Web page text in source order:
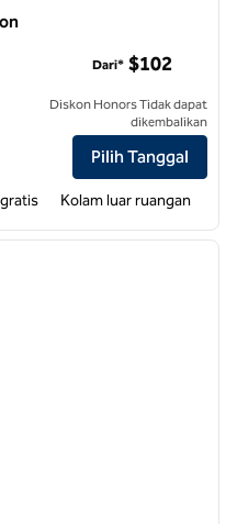
Concord Charlotte
Dari* $102
Diskon Honors Tidak dapat
dikembalikan
Pilih Tanggal
Kolam luar ruangan